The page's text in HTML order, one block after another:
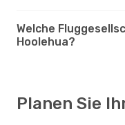
Welche
Hoolehua?
Planen Sie